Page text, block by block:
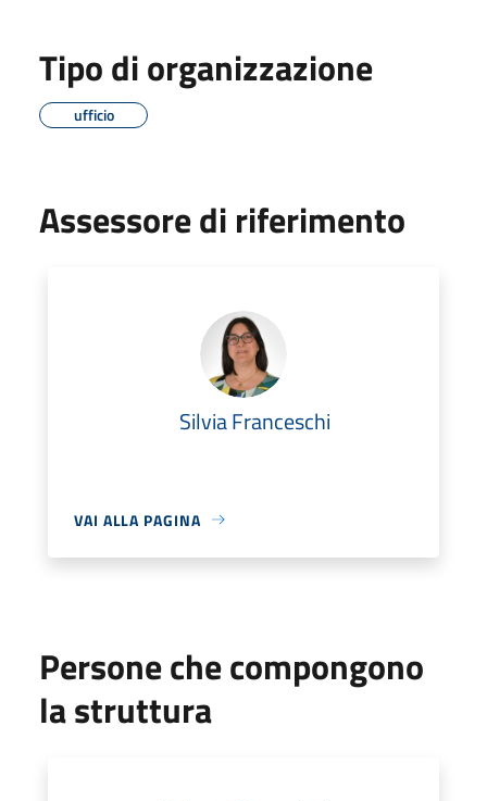
Tipo di organizzazione
ufficio
Assessore di riferimento
Silvia Franceschi
VAI ALLA PAGINA
Persone che compongono
la struttura